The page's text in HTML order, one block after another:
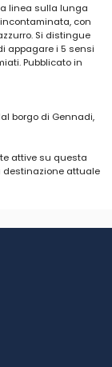
linea sulla lunga
con
Si distingue
appagare i 5 sensi
Pubblicato in
borgo di Gennadi,
a due piani
ne scandiscono
esterni che gli
lunga 6
di 7 piscine
per bambini
esclusivo di
le piscine,
attive su questa
destinazione attuale